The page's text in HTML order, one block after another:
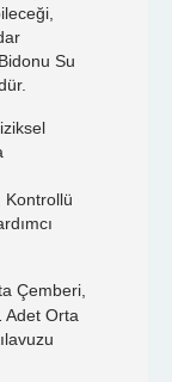
Su
Kontrollü
Çemberi,
Adet Orta